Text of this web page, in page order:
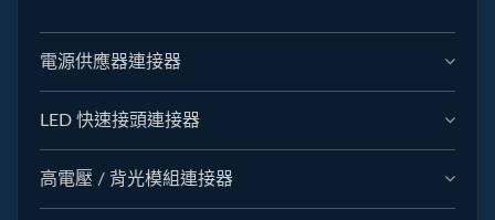
電源供應器連接器
LED 快速接頭連接器
高電壓 / 背光模組連接器